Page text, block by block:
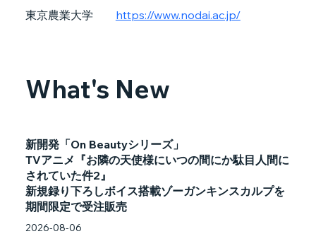
東京農業大学 https://www.nodai.ac.jp/
新開発「On Beautyシリーズ」
TVアニメ『お隣の天使様にいつの間にか駄目人間に
されていた件2』
新規録り下ろしボイス搭載ゾーガンキンスカルプを
期間限定で受注販売
2026-08-06
What's New